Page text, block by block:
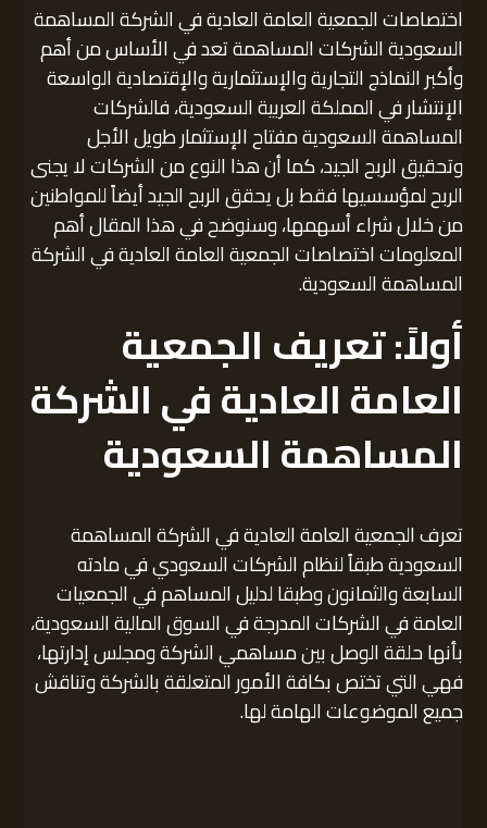
اختصاصات الجمعية العامة العادية في الشركة المساهمة
السعودية الشركات المساهمة تعد في الأساس من أهم
وأكبر النماذج التجارية والإستثمارية والإقتصادية الواسعة
الإنتشار في المملكة العربية السعودية، فالشركات
المساهمة السعودية مفتاح الإستثمار طويل الأجل
وتحقيق الربح الجيد، كما أن هذا النوع من الشركات لا يجنى
الربح لمؤسسيها فقط بل يحقق الربح الجيد أيضاً للمواطنين
من خلال شراء أسهمها، وسنوضح في هذا المقال أهم
المعلومات اختصاصات الجمعية العامة العادية في الشركة
المساهمة السعودية.
أولاً: تعريف الجمعية
العامة العادية في الشركة
المساهمة السعودية
تعرف الجمعية العامة العادية في الشركة المساهمة
السعودية طبقاً لنظام الشركات السعودي في مادته
السابعة والثمانون وطبقا لدليل المساهم في الجمعيات
العامة في الشركات المدرجة في السوق المالية السعودية،
بأنها حلقة الوصل بين مساهمي الشركة ومجلس إدارتها،
فهي التي تختص بكافة الأمور المتعلقة بالشركة وتناقش
جميع الموضوعات الهامة لها.